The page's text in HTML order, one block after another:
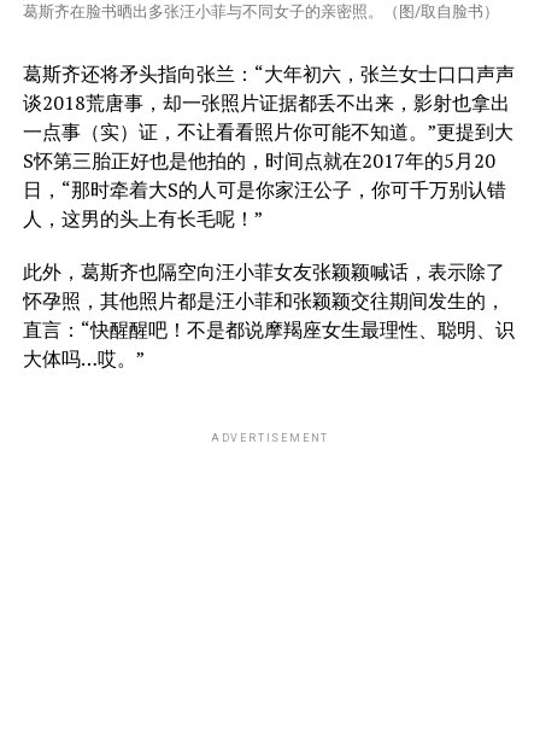
葛斯齐在脸书晒出多张汪小菲与不同女子的亲密照。（图/取自脸书）
葛斯齐还将矛头指向张兰：“大年初六，张兰女士口口声声
谈2018荒唐事，却一张照片证据都丢不出来，影射也拿出
一点事（实）证，不让看看照片你可能不知道。”更提到大
S怀第三胎正好也是他拍的，时间点就在2017年的5月20
日，“那时牵着大S的人可是你家汪公子，你可千万别认错
人，这男的头上有长毛呢！”
此外，葛斯齐也隔空向汪小菲女友张颖颖喊话，表示除了
怀孕照，其他照片都是汪小菲和张颖颖交往期间发生的，
直言：“快醒醒吧！不是都说摩羯座女生最理性、聪明、识
大体吗…哎。”
ADVERTISEMENT